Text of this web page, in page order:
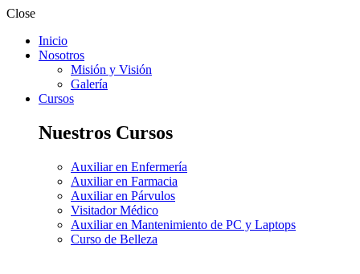
Close
Inicio
Nosotros
Misión y Visión
Galería
Cursos
Nuestros Cursos
Auxiliar en Enfermería
Auxiliar en Farmacia
Auxiliar en Párvulos
Visitador Médico
Auxiliar en Mantenimiento de PC y Laptops
Curso de Belleza